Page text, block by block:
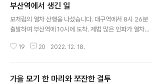
부산역에서 생긴 일
모처럼의 열차 산행을 나섰습니다. 대구역에서 8시 26분
출발하여 부산역에 10시에 도착. 제법 많은 인파가 열차에
계단을 올라야 한답니다. 올라가는 곳이 좌측은 계단으로
약간 대기줄이 생겼답니다. 근데 어떤 아주머니 한분이 좀
19 20 2022. 12. 18.
가을 모기 한 마리와 쪼잔한 결투